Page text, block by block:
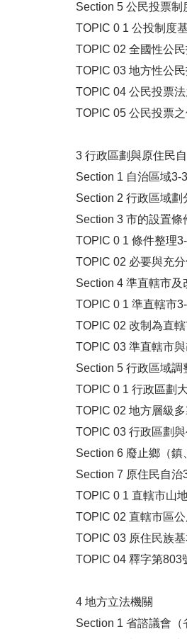
Section 5 公民投票制
TOPIC 0 1 公投制度
TOPIC 02 全國性公
TOPIC 03 地方性公
TOPIC 04 公民投票
TOPIC 05 公民投票
3 行政區劃與原住民
Section 1 自治區域3-3
Section 2 行政區域劃
Section 3 市的設置條
TOPIC 0 1 條件整理
TOPIC 02 必要與充
Section 4 準直轄市
TOPIC 0 1 準直轄市
TOPIC 02 改制為直
TOPIC 03 準直轄市
Section 5 行政區域調
TOPIC 0 1 行政區劃
TOPIC 02 地方層級
TOPIC 03 行政區劃
Section 6 廢止鄉（
Section 7 原住民自治
TOPIC 0 1 直轄市山
TOPIC 02 直轄市區
TOPIC 03 原住民族
TOPIC 04 釋字第803
4 地方立法機關
Section 1 省諮議會（